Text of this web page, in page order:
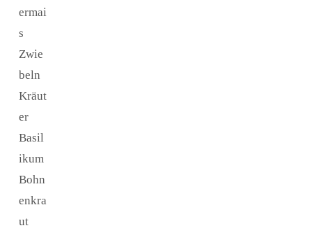
ermai
s
Zwie
beln
Kräut
er
Basil
ikum
Bohn
enkra
ut